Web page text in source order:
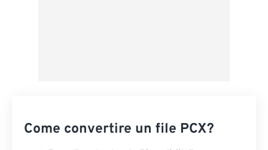
Come convertire un file PCX?